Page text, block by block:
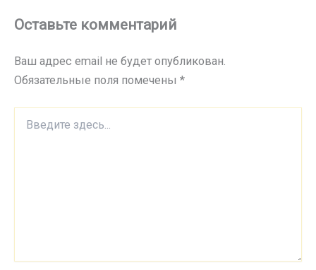
Оставьте комментарий
Ваш адрес email не будет опубликован.
Обязательные поля помечены *
здесь...